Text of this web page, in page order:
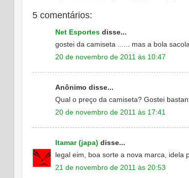
5 comentários:
Net Esportes disse...
gostei da camiseta ...... mas a bola
20 de novembro de 2011 às 10:47
Anônimo disse...
Qual o preço da camiseta? Gostei
20 de novembro de 2011 às 17:41
Itamar (japa) disse...
legal eim, boa sorte a nova marca, idela
21 de novembro de 2011 às 20:53